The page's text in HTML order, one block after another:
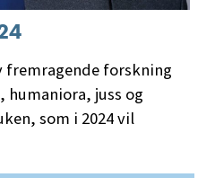
fremragende forskning
humaniora, juss og
som i 2024 vil